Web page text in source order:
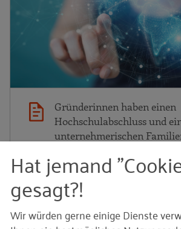
Gründerinnen haben einen
Hochschulabschluss und
unternehmerischen
Die Ergebnisse des Women
2024/25 zeigen, dass in Deutschland
der Gründerinnen einen
17.04.2026
Hat jemand
gesagt?!
Wir würden gerne einige Dienste